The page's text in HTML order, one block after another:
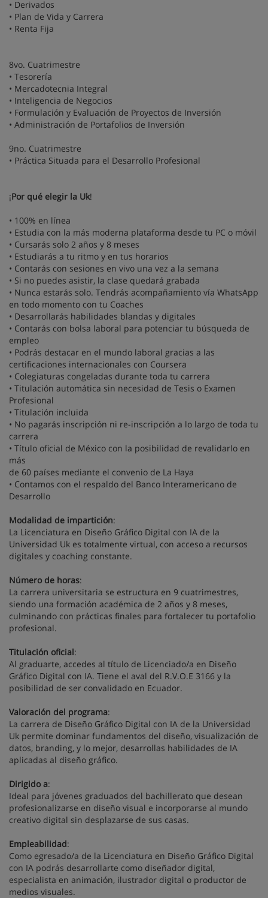
• Derivados
• Plan de Vida y Carrera
• Renta Fija
8vo. Cuatrimestre
• Tesorería
• Mercadotecnia Integral
• Inteligencia de Negocios
• Formulación y Evaluación de Proyectos de Inversión
• Administración de Portafolios de Inversión
9no. Cuatrimestre
• Práctica Situada para el Desarrollo Profesional
¡Por qué elegir la Uk!
• 100% en línea
• Estudia con la más moderna plataforma desde tu PC o móvil
• Cursarás solo 2 años y 8 meses
• Estudiarás a tu ritmo y en tus horarios
• Contarás con sesiones en vivo una vez a la semana
• Si no puedes asistir, la clase quedará grabada
• Nunca estarás solo. Tendrás acompañamiento vía WhatsApp
en todo momento con tu Coaches
• Desarrollarás habilidades blandas y digitales
• Contarás con bolsa laboral para potenciar tu búsqueda de
empleo
• Podrás destacar en el mundo laboral gracias a las
certificaciones internacionales con Coursera
• Colegiaturas congeladas durante toda tu carrera
• Titulación automática sin necesidad de Tesis o Examen
Profesional
• Titulación incluida
• No pagarás inscripción ni re-inscripción a lo largo de toda tu
carrera
• Título oficial de México con la posibilidad de revalidarlo en
más
de 60 países mediante el convenio de La Haya
• Contamos con el respaldo del Banco Interamericano de
Desarrollo
Modalidad de impartición:
La Licenciatura en Diseño Gráfico Digital con IA de la
Universidad Uk es totalmente virtual, con acceso a recursos
digitales y coaching constante.
Número de horas:
La carrera universitaria se estructura en 9 cuatrimestres,
siendo una formación académica de 2 años y 8 meses,
culminando con prácticas finales para fortalecer tu portafolio
profesional.
Titulación oficial:
Al graduarte, accedes al título de Licenciado/a en Diseño
Gráfico Digital con IA. Tiene el aval del R.V.O.E 3166 y la
posibilidad de ser convalidado en Ecuador.
Valoración del programa:
La carrera de Diseño Gráfico Digital con IA de la Universidad
Uk permite dominar fundamentos del diseño, visualización de
datos, branding, y lo mejor, desarrollas habilidades de IA
aplicadas al diseño gráfico.
Dirigido a:
Ideal para jóvenes graduados del bachillerato que desean
profesionalizarse en diseño visual e incorporarse al mundo
creativo digital sin desplazarse de sus casas.
Empleabilidad:
Como egresado/a de la Licenciatura en Diseño Gráfico Digital
con IA podrás desarrollarte como diseñador digital,
especialista en animación, ilustrador digital o productor de
medios visuales.